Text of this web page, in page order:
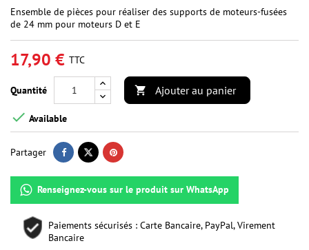
Ensemble de pièces pour réaliser des supports de moteurs-fusées
de 24 mm pour moteurs D et E
17,90 € TTC
Quantité  Ajouter au panier
 Available
Partager
Renseignez-vous sur le produit sur WhatsApp
Paiements sécurisés : Carte Bancaire, PayPal, Virement
Bancaire